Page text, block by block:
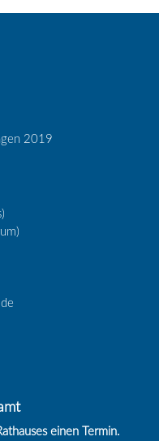
2019
einen Termin.